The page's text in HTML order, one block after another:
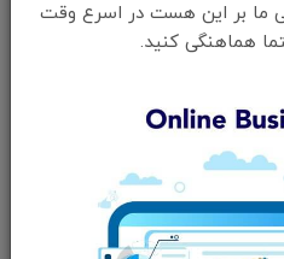
ما بر این هست در اسرع وقت
هماهنگی کنید.